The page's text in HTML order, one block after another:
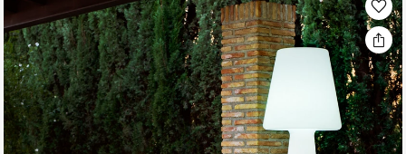
to
the
end
of
the
images
gallery